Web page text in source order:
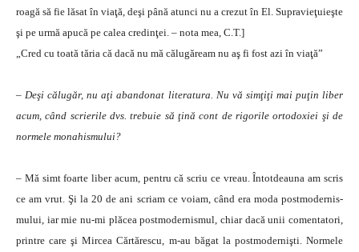
roagă să fie lăsat în viaţă, deşi până atunci nu a crezut în El. Supravieţuieşte
şi pe urmă apucă pe calea credinţei. – nota mea, C.T.]
„Cred cu toată tăria că dacă nu mă călugăream nu aş fi fost azi în viaţă”
– Deşi călugăr, nu aţi abandonat literatura. Nu vă simţiţi mai puţin liber
acum, când scrierile dvs. trebuie să ţină cont de rigorile ortodoxiei şi de
normele monahismului?
– Mă simt foarte liber acum, pentru că scriu ce vreau. Întotdeauna am scris
ce am vrut. Şi la 20 de ani scriam ce voiam, când era moda postmoder­nis­
mului, iar mie nu-mi plăcea postmo­dernismul, chiar dacă unii comentatori,
printre care şi Mircea Cărtărescu, m-au băgat la postmodernişti. Normele